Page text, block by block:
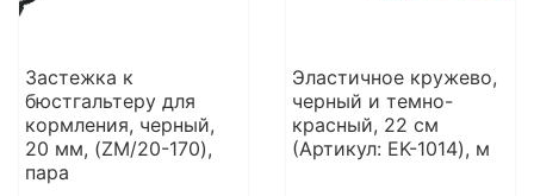
Застежка к
бюстгальтеру для
кормления, черный,
20 мм, (ZM/20-170),
пара
Эластичное кружево,
черный и темно-
красный, 22 см
(Артикул: EK-1014), м